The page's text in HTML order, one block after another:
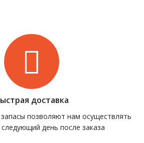
доставка
позволяют нам осуществлять
следующий день после заказа